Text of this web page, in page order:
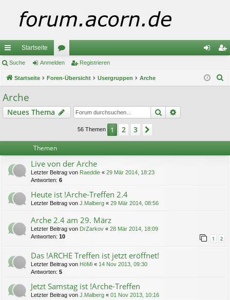
ch
ne
llz
ug
Startseite
or
en m ist
Suche Anmelden Registrieren
Startseite Foren-Übersicht Usergruppen Arche
Arche
Neues Thema Suche
56 Themen 1 2 3
Themen
Live von der Arche
Letzter Beitrag von Raeddie « 29 Mär 2014, 18:23
Antworten: 6
Heute ist !Arche-Treffen 2.4
Letzter Beitrag von J.Malberg « 29 Mär 2014, 08:56
Arche 2.4 am 29. März
Letzter Beitrag von DrZarkov « 28 Mär 2014, 18:09
Antworten: 10 1 2
Das !ARCHE Treffen ist jetzt eröffnet!
Letzter Beitrag von HöMi « 14 Nov 2013, 09:30
Antworten: 5
Jetzt Samstag ist !Arche-Treffen
Letzter Beitrag von J.Malberg « 01 Nov 2013, 10:16